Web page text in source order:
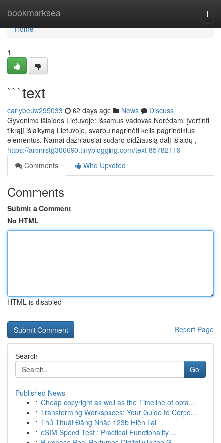
bookmarksea
Home
Home
1
```text
carlybeuw295033 62 days ago News
Discuss
Gyvenimo išlaidos Lietuvoje: išsamus vadovas Norėdami įvertinti
tikrąjį išlaikymą Lietuvoje, svarbu nagrinėti kelis pagrindinius
elementus. Namai dažniausiai sudaro didžiausią dalį išlaidų ,
https://aronrstg306690.tinyblogging.com/text-85782119
Comments
Who Upvoted
Comments
Submit a Comment
No HTML
HTML is disabled
Report Page
Search
Go
Published News
1 Cheap copyright as well as the Timeline of obta...
1 Transforming Workspaces: Your Guide to Corpo...
1 Thủ Thuật Đăng Nhập 123b Hiện Tại
1 eSIM Speed Test : Practical Functionality ...